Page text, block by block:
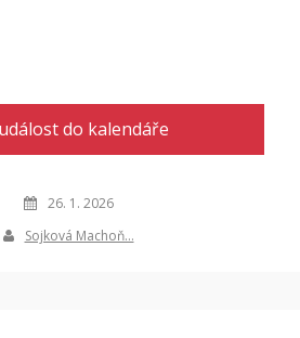
do kalendáře
26. 1. 2026
Sojková Machoň…